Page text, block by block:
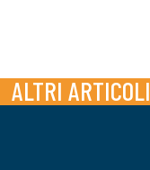
ALTRI ARTICOLI